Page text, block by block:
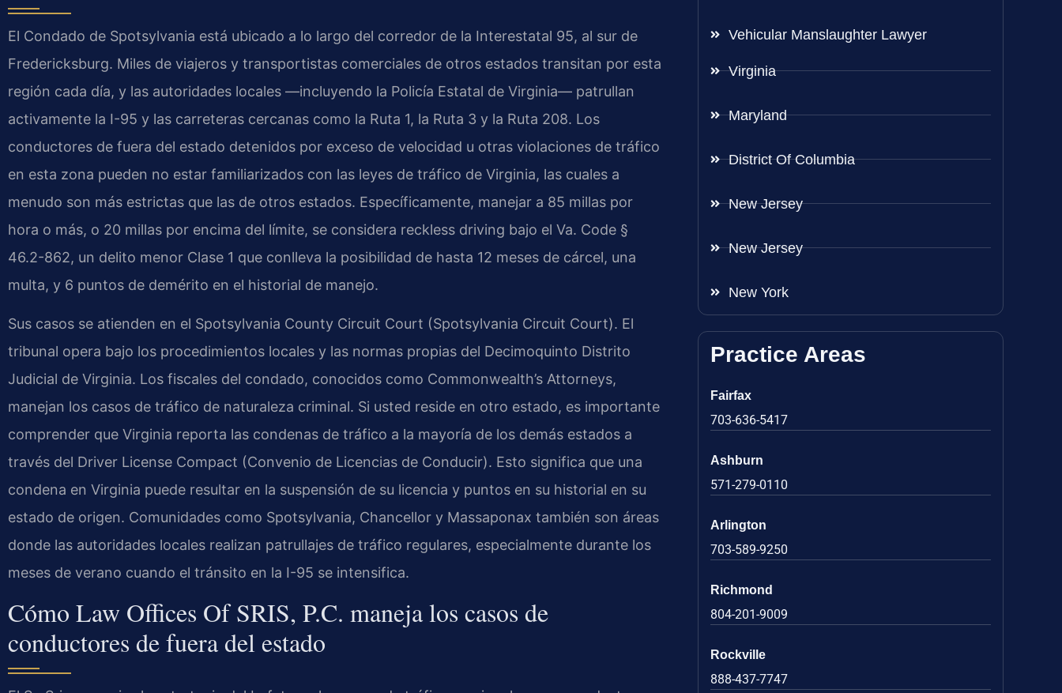
El Condado de Spotsylvania está ubicado a lo largo del corredor de la Interestatal 95, al sur de
Fredericksburg. Miles de viajeros y transportistas comerciales de otros estados transitan por esta
región cada día, y las autoridades locales —incluyendo la Policía Estatal de Virginia— patrullan
activamente la I-95 y las carreteras cercanas como la Ruta 1, la Ruta 3 y la Ruta 208. Los
conductores de fuera del estado detenidos por exceso de velocidad u otras violaciones de tráfico
en esta zona pueden no estar familiarizados con las leyes de tráfico de Virginia, las cuales a
menudo son más estrictas que las de otros estados. Específicamente, manejar a 85 millas por
hora o más, o 20 millas por encima del límite, se considera reckless driving bajo el Va. Code §
46.2-862, un delito menor Clase 1 que conlleva la posibilidad de hasta 12 meses de cárcel, una
multa, y 6 puntos de demérito en el historial de manejo.
Sus casos se atienden en el Spotsylvania County Circuit Court (Spotsylvania Circuit Court). El
tribunal opera bajo los procedimientos locales y las normas propias del Decimoquinto Distrito
Judicial de Virginia. Los fiscales del condado, conocidos como Commonwealth’s Attorneys,
manejan los casos de tráfico de naturaleza criminal. Si usted reside en otro estado, es importante
comprender que Virginia reporta las condenas de tráfico a la mayoría de los demás estados a
través del Driver License Compact (Convenio de Licencias de Conducir). Esto significa que una
condena en Virginia puede resultar en la suspensión de su licencia y puntos en su historial en su
estado de origen. Comunidades como Spotsylvania, Chancellor y Massaponax también son áreas
donde las autoridades locales realizan patrullajes de tráfico regulares, especialmente durante los
meses de verano cuando el tránsito en la I-95 se intensifica.
Cómo Law Offices Of SRIS, P.C. maneja los casos de
conductores de fuera del estado
Vehicular Manslaughter Lawyer
Virginia
Maryland
District Of Columbia
New Jersey
New Jersey
New York
Practice Areas
Fairfax
703-636-5417
Ashburn
571-279-0110
Arlington
703-589-9250
Richmond
804-201-9009
Rockville
888-437-7747